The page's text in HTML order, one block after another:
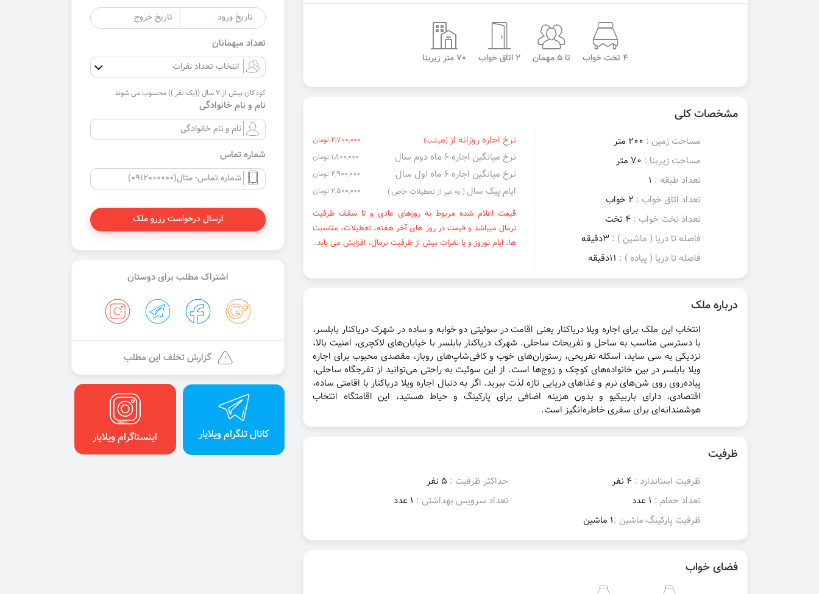
4 تخت خواب تا 5 مهمان 2 اتاق خواب 70 متر زیربنا
مشخصات کلی
مساحت زمین : 200 متر
مساحت زیربنا : 70 متر
تعداد طبقه : 1
تعداد اتاق خواب : 2 خواب
تعداد تخت خواب : 4 تخت
فاصله تا دریا ( ماشین ) : 3دقیقه
فاصله تا دریا ( پیاده ) : 11دقیقه
نرخ اجاره روزانه از(هرشب) 2,700,000 تومان
نرخ میانگین اجاره ۶ ماه دوم سال 1,800,000 تومان
نرخ میانگین اجاره ۶ ماه اول سال 4,900,000 تومان
ایام پیک سال ( به غیر از تعطیلات خاص ) 2,500,000 تومان
قیمت اعلام شده مربوط به روزهای عادی و تا سقف ظرفیت
نرمال میباشد و قیمت در روز های آخر هفته، تعطیلات، مناسبت
ها، ایام نوروز و یا نفرات بیش از ظرفیت نرمال، افزایش می یابد.
درباره ملک
انتخاب این ملک برای اجاره ویلا دریاکنار یعنی اقامت در سوئیتی دو خوابه و ساده در شهرک دریاکنار بابلسر،
با دسترسی مناسب به ساحل و تفریحات ساحلی. شهرک دریاکنار بابلسر با خیابان‌های لاکچری، امنیت بالا،
نزدیکی به سی ساید، اسکله تفریحی، رستوران‌های خوب و کافی‌شاپ‌های روباز، مقصدی محبوب برای اجاره
ویلا بابلسر در بین خانواده‌های کوچک و زوج‌ها است. از این سوئیت به راحتی می‌توانید از تفرجگاه ساحلی،
پیاده‌روی روی شن‌های نرم و غذاهای دریایی تازه لذت ببرید. اگر به دنبال اجاره ویلا دریاکنار با اقامتی ساده،
اقتصادی، دارای باربیکیو و بدون هزینه اضافی برای پارکینگ و حیاط هستید، این اقامتگاه انتخاب
هوشمندانه‌ای برای سفری خاطره‌انگیز است.
ظرفیت
ظرفیت استاندارد : 4 نفر حداکثر ظرفیت : 5 نفر
تعداد حمام : 1 عدد تعداد سرویس بهداشتی : 1 عدد
ظرفیت پارکینگ ماشین :1 ماشین
فضای خواب
تعداد میهمانان
کودکان بیش از 2 سال ((یک نفر )) محسوب می شوند
نام و نام خانوادگی
شماره تماس
ارسال درخواست رزرو ملک
اشتراک مطلب برای دوستان
گزارش تخلف این مطلب
کانال تلگرام ویلایار اینستاگرام ویلایار